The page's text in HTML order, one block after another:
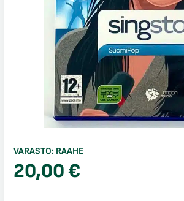
VARASTO: RAAHE
20,00€